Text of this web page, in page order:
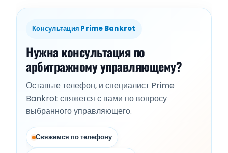
Консультация Prime Bankrot
Нужна консультация по
арбитражному управляющему?
Оставьте телефон, и специалист Prime
Bankrot свяжется с вами по вопросу
выбранного управляющего.
Свяжемся по телефону